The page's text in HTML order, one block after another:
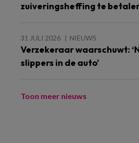
zuiveringsheffing te
31 JULI 2026 NIEUWS
Verzekeraar waarschuwt:
slippers in de auto’
Toon meer nieuws